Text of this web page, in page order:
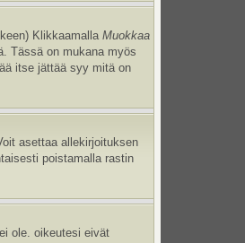
KlikkaamallaMuokkaa
Tässä on mukana myös
itse jättää syy mitä on
asettaa allekirjoituksen
poistamalla rastin
ole. oikeutesi eivät